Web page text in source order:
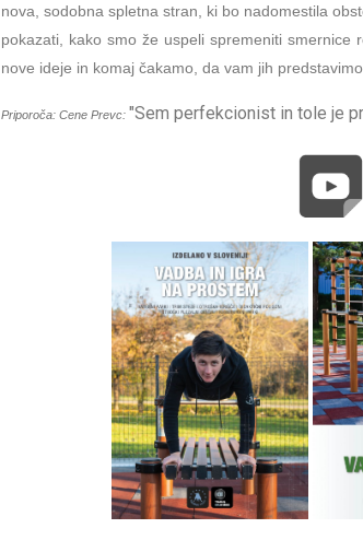
nova, sodobna spletna stran, ki bo nadomestila
pokazati, kako smo že uspeli spremeniti
nove ideje in komaj čakamo, da vam jih
Priporoča: Cene Prevc: "Sem perfekcionist in tole je